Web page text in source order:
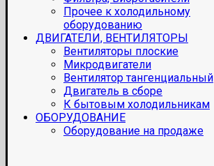
Прочее к холодильному
оборудованию
ДВИГАТЕЛИ, ВЕНТИЛЯТОРЫ
Вентиляторы плоские
Микродвигатели
Вентилятор тангенциальный
Двигатель в сборе
К бытовым холодильникам
ОБОРУДОВАНИЕ
Оборудование на продаже